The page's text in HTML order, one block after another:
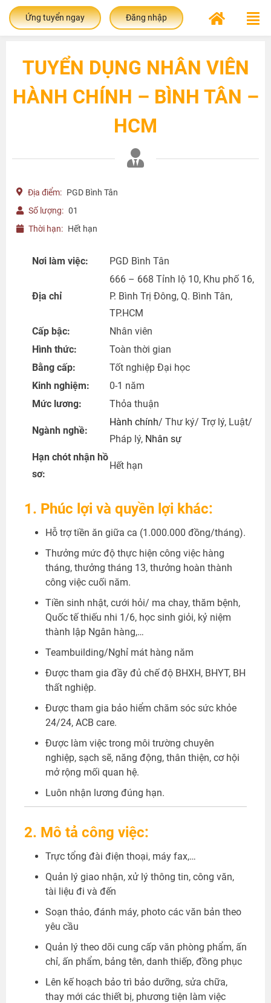
Ứng tuyển ngay Đăng nhập
TUYỂN DỤNG NHÂN VIÊN
HÀNH CHÍNH – BÌNH TÂN –
HCM
Địa điểm: PGD Bình Tân
Số lượng: 01
Thời hạn: Hết hạn
Nơi làm việc: PGD Bình Tân
Địa chỉ
666 – 668 Tỉnh lộ 10, Khu phố 16,
P. Bình Trị Đông, Q. Bình Tân,
TP.HCM
Cấp bậc:
Nhân viên
Hình thức:
Toàn thời gian
Bằng cấp:
Tốt nghiệp Đại học
Kinh nghiệm:
0-1 năm
Mức lương:
Thỏa thuận
Ngành nghề:
Hành chính/ Thư ký/ Trợ lý, Luật/
Pháp lý, Nhân sự
Hạn chót nhận hồ
sơ:
Hết hạn
1. Phúc lợi và quyền lợi khác:
Hỗ trợ tiền ăn giữa ca (1.000.000 đồng/tháng).
Thưởng mức độ thực hiện công việc hàng
tháng, thưởng tháng 13, thưởng hoàn thành
công việc cuối năm.
Tiền sinh nhật, cưới hỏi/ ma chay, thăm bệnh,
Quốc tế thiếu nhi 1/6, học sinh giỏi, kỷ niệm
thành lập Ngân hàng,…
Teambuilding/Nghỉ mát hàng năm
Được tham gia đầy đủ chế độ BHXH, BHYT, BH
thất nghiệp.
Được tham gia bảo hiểm chăm sóc sức khỏe
24/24, ACB care.
Được làm việc trong môi trường chuyên
nghiệp, sạch sẽ, năng động, thân thiện, cơ hội
mở rộng mối quan hệ.
Luôn nhận lương đúng hạn.
2. Mô tả công việc:
Trực tổng đài điện thoại, máy fax,…
Quản lý giao nhận, xử lý thông tin, công văn,
tài liệu đi và đến
Soạn thảo, đánh máy, photo các văn bản theo
yêu cầu
Quản lý theo dõi cung cấp văn phòng phẩm, ấn
chỉ, ấn phẩm, bảng tên, danh thiếp, đồng phục
Lên kế hoạch bảo trì bảo dưỡng, sửa chữa,
thay mới các thiết bị, phương tiện làm việc